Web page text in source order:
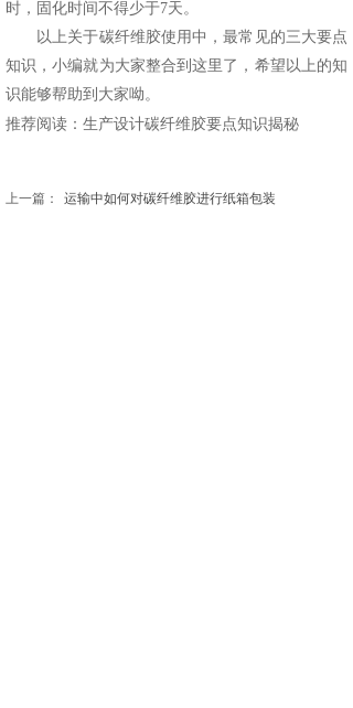
时，固化时间不得少于7天。
以上关于碳纤维胶使用中，最常见的三大要点
知识，小编就为大家整合到这里了，希望以上的知
识能够帮助到大家呦。
推荐阅读： 生产设计碳纤维胶要点知识揭秘
上一篇：
运输中如何对碳纤维胶进行纸箱包装